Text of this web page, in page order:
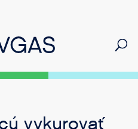
vykurovať